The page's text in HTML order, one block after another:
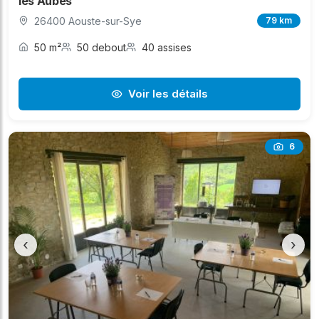
26400 Aouste-sur-Sye 79 km
50 m² 50 debout 40 assises
Voir les détails
6
‹ ›